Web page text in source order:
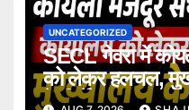
UNCATEGORIZED
SECL गेवरा में
को लेकर हलचल,
के निर्देश।